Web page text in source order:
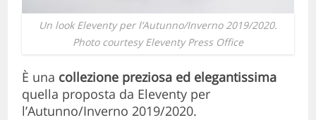
Un look Eleventy per l’Autunno/Inverno 2019/2020.
Photo courtesy Eleventy Press Office
È una collezione preziosa ed elegantissima
quella proposta da Eleventy per
l’Autunno/Inverno 2019/2020.